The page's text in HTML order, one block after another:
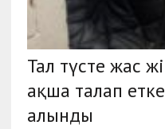
Тал түсте жас
ақша талап
алынды